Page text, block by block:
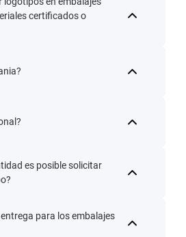
certificados o
es posible solicitar
para los embalajes